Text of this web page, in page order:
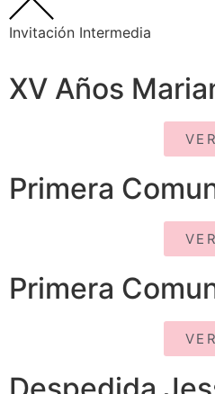
Invitación Intermedia
XV Años
VER
Primera
VER
Primera
VER